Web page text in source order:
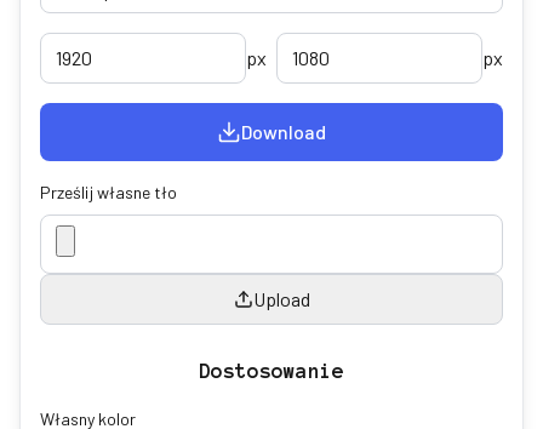
px px
Download
Prześlij własne tło
Upload
Dostosowanie
Własny kolor